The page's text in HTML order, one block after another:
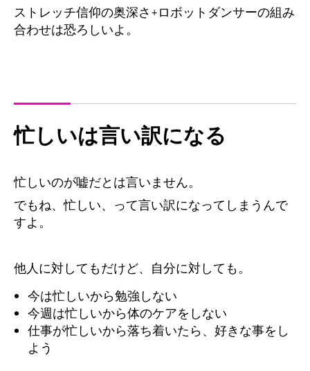
ストレッチ信仰の奥深さ+ロボットダンサーの組み
合わせは恐ろしいよ。
忙しいは言い訳になる
忙しいのが嘘だとは言いません。
でもね、忙しい、って言い訳になってしまうんで
すよ。
他人に対してもだけど、自分に対しても。
今は忙しいから勉強しない
今週は忙しいから体のケアをしない
仕事が忙しいから落ち着いたら、好きな事をし
よう